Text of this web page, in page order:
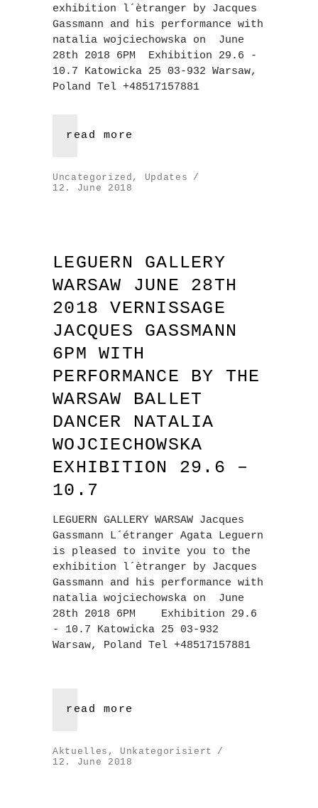
exhibition l´ètranger by Jacques
Gassmann and his performance with
natalia wojciechowska on June
28th 2018 6PM Exhibition 29.6 -
10.7 Katowicka 25 03-932 Warsaw,
Poland Tel +48517157881
read more
Uncategorized , Updates
12. June 2018
LEGUERN GALLERY
WARSAW JUNE 28TH
2018 VERNISSAGE
JACQUES GASSMANN
6PM WITH
PERFORMANCE BY THE
WARSAW BALLET
DANCER NATALIA
WOJCIECHOWSKA
EXHIBITION 29.6 –
10.7
LEGUERN GALLERY WARSAW Jacques
Gassmann L´étranger Agata Leguern
is pleased to invite you to the
exhibition l´ètranger by Jacques
Gassmann and his performance with
natalia wojciechowska on June
28th 2018 6PM Exhibition 29.6
- 10.7 Katowicka 25 03-932
Warsaw, Poland Tel +48517157881
read more
Aktuelles , Unkategorisiert
12. June 2018